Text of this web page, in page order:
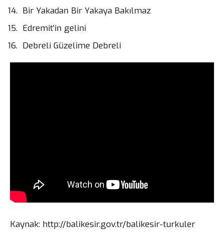
Bir Yakadan Bir Yakaya Bakılmaz
Edremit’in gelini
Debreli Güzelime Debreli
Kaynak: http://balikesir.gov.tr/balikesir-turkuler